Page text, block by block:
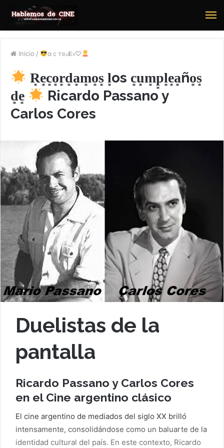
Inicio / αｃт𝕠𝓇𝐄𝔰♡
R͙e͙c͙o͙r͙d͙a͙m͙o͙s͙ l͙os c͙u͙m͙p͙l͙e͙a͙ño͙s͙
d͙e͙
Ricardo Passano y
Carlos Cores
Duelistas de la
pantalla
Ricardo Passano y Carlos Cores
en el Cine argentino clásico
El cine argentino de mediados del siglo XX brilló
intensamente, consolidándose como un baluarte de la
identidad cultural del país. En este contexto, Ricardo